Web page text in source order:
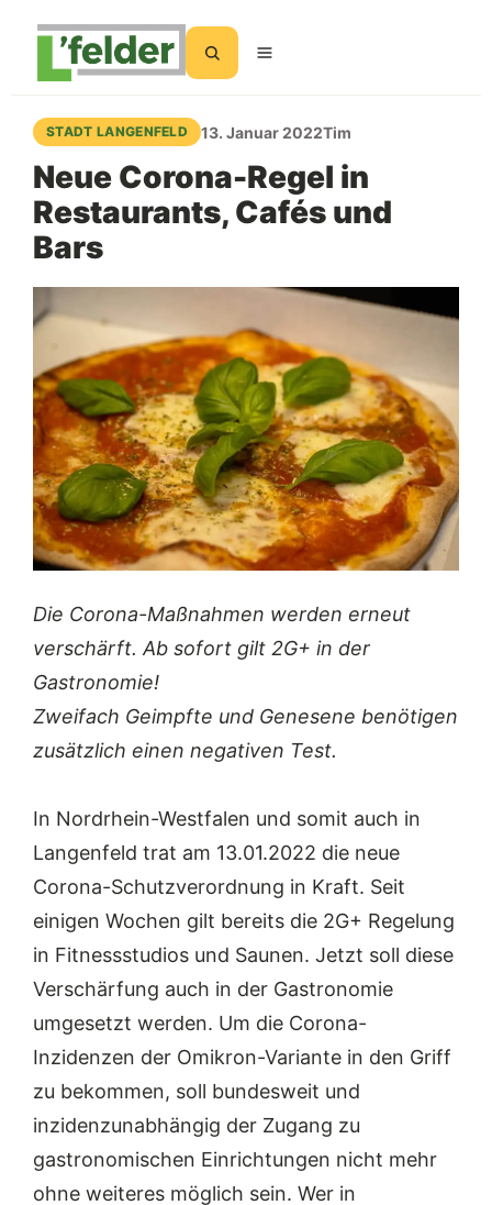
STADT LANGENFELD 13. Januar 2022Tim
Neue Corona-Regel in
Restaurants, Cafés und
Bars
Die Corona-Maßnahmen werden erneut
verschärft. Ab sofort gilt 2G+ in der
Gastronomie!
Zweifach Geimpfte und Genesene benötigen
zusätzlich einen negativen Test.
In Nordrhein-Westfalen und somit auch in
Langenfeld trat am 13.01.2022 die neue
Corona-Schutzverordnung in Kraft. Seit
einigen Wochen gilt bereits die 2G+ Regelung
in Fitnessstudios und Saunen. Jetzt soll diese
Verschärfung auch in der Gastronomie
umgesetzt werden. Um die Corona-
Inzidenzen der Omikron-Variante in den Griff
zu bekommen, soll bundesweit und
inzidenzunabhängig der Zugang zu
gastronomischen Einrichtungen nicht mehr
ohne weiteres möglich sein. Wer in